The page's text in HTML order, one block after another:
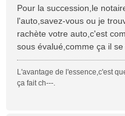
s
g
e
Pour la succession,le
l'auto,savez-vous ou je
rachète votre auto,c'est
sous évalué,comme ça il
L'avantage de l'essence,c'est
ça fait ch---.